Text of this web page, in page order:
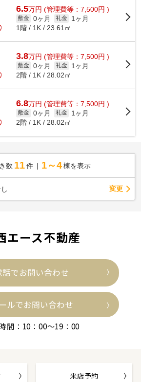
6.5万円 (管理費等：7,500円 )
敷金 0ヶ月 礼金
1ヶ月
1階 / 1K / 23.61㎡
3.8万円 (管理費等：7,500円 )
敷金 0ヶ月 礼金
1ヶ月
2階 / 1K / 28.02㎡
6.8万円 (管理費等：7,500円 )
敷金 0ヶ月 礼金
1ヶ月
2階 / 1K / 28.02㎡
数 11 件 1～4 棟を表示
変更
エース不動産
話でお問い合わせ
ルでお問い合わせ
間：10：00～19：00
来店予約